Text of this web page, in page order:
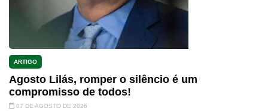
ARTIGO
Agosto Lilás, romper o silêncio é um
compromisso de todos!
07 DE AGOSTO DE 2026